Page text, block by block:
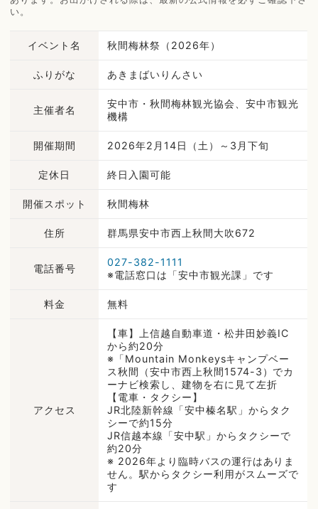
い。
イベント名 秋間梅林祭（2026年）
ふりがな あきまばいりんさい
主催者名
安中市・秋間梅林観光協会、安中市観光
機構
開催期間 2026年2月14日（土）～3月下旬
定休日 終日入園可能
開催スポット 秋間梅林
住所 群馬県安中市西上秋間大吹672
電話番号
027-382-1111
※電話窓口は「安中市観光課」です
料金 無料
アクセス
【車】上信越自動車道・松井田妙義IC
から約20分
※「Mountain Monkeysキャンプベー
ス秋間（安中市西上秋間1574-3）でカ
ーナビ検索し、建物を右に見て左折
【電車・タクシー】
JR北陸新幹線「安中榛名駅」からタク
シーで約15分
JR信越本線「安中駅」からタクシーで
約20分
※ 2026年より臨時バスの運行はありま
せん。駅からタクシー利用がスムーズで
す